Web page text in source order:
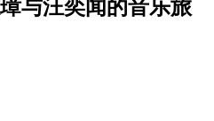
与汪奕闻的音乐旅